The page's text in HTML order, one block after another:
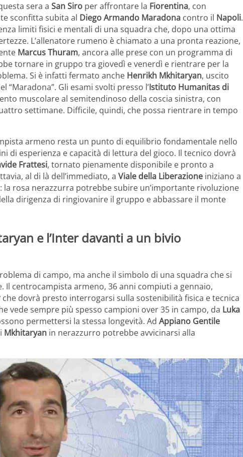
sera a San Siro per affrontare la Fiorentina, con
sconfitta subita al Diego Armando Maradona contro il Napoli.
limiti fisici e mentali di una squadra che, dopo una ottima
L’allenatore rumeno è chiamato a una pronta reazione,
Marcus Thuram, ancora alle prese con un programma di
tornare in gruppo tra giovedì e venerdì e rientrare per la
Si è infatti fermato anche Henrikh Mkhitaryan, uscito
Gli esami svolti presso l’Istituto Humanitas di
muscolare al semitendinoso della coscia sinistra, con
settimane. Difficile, quindi, che possa rientrare in tempo
armeno resta un punto di equilibrio fondamentale nello
di esperienza e capacità di lettura del gioco. Il tecnico dovrà
Frattesi, tornato pienamente disponibile e pronto a
al di là dell’immediato, a Viale della Liberazione iniziano a
rosa nerazzurra potrebbe subire un’importante rivoluzione
dirigenza di ringiovanire il gruppo e abbassare il monte
e l’Inter davanti a un bivio
di campo, ma anche il simbolo di una squadra che si
Il centrocampista armeno, 36 anni compiuti a gennaio,
che dovrà presto interrogarsi sulla sostenibilità fisica e tecnica
vede sempre più spesso campioni over 35 in campo, da Luka
permettersi la stessa longevità. Ad Appiano Gentile
Mkhitaryan in nerazzurro potrebbe avvicinarsi alla